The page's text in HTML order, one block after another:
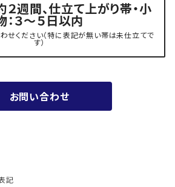
振袖用袋帯
織物
２週間、仕立て上がり帯・小
：３～５日以内
せください（特に表記が無い帯は未仕立てで
す）
お問い合わせ
記